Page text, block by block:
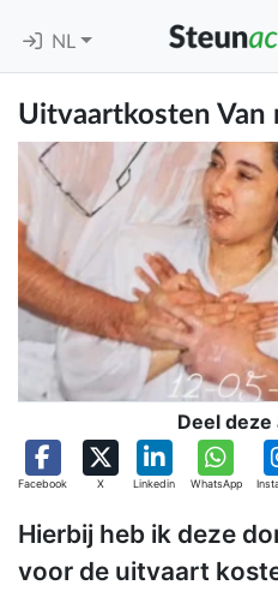
NL
Uitvaartkosten Van
Deel deze
Facebook X Linkedin WhatsApp
Hierbij heb ik deze
voor de uitvaart